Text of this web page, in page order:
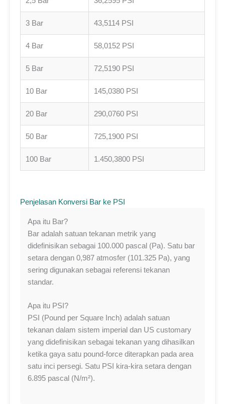
3 Bar 43,5114 PSI
4 Bar 58,0152 PSI
5 Bar 72,5190 PSI
10 Bar 145,0380 PSI
20 Bar 290,0760 PSI
50 Bar 725,1900 PSI
100 Bar 1.450,3800 PSI
Penjelasan Konversi Bar ke PSI
Apa itu Bar?
Bar adalah satuan tekanan metrik yang
didefinisikan sebagai 100.000 pascal (Pa). Satu bar
setara dengan 0,987 atmosfer (101.325 Pa), yang
sering digunakan sebagai referensi tekanan
standar.
Apa itu PSI?
PSI (Pound per Square Inch) adalah satuan
tekanan dalam sistem imperial dan US customary
yang didefinisikan sebagai tekanan yang dihasilkan
ketika gaya satu pound-force diterapkan pada area
satu inci persegi. Satu PSI kira-kira setara dengan
6.895 pascal (N/m²).